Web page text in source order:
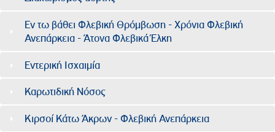
Εν τω βάθει Φλεβική Θρόμβωση - Χρόνια Φλεβική
Ανεπάρκεια - Άτονα Φλεβικά Έλκη
Εντερική Ισχαιμία
Καρωτιδική Νόσος
Κιρσοί Κάτω Άκρων - Φλεβική Ανεπάρκεια